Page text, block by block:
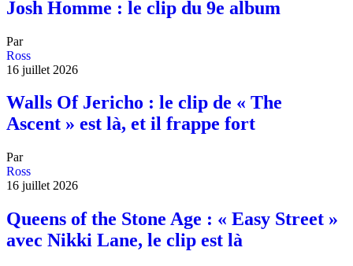
Josh Homme : le clip du 9e album
Par
Ross
16 juillet 2026
Walls Of Jericho : le clip de « The
Ascent » est là, et il frappe fort
Par
Ross
16 juillet 2026
Queens of the Stone Age : « Easy Street »
avec Nikki Lane, le clip est là